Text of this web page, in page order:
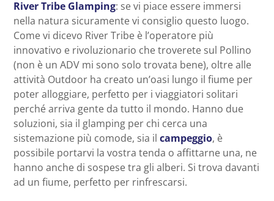
River Tribe Glamping: se vi piace essere immersi
nella natura sicuramente vi consiglio questo luogo.
Come vi dicevo River Tribe è l’operatore più
innovativo e rivoluzionario che troverete sul Pollino
(non è un ADV mi sono solo trovata bene), oltre alle
attività Outdoor ha creato un’oasi lungo il fiume per
poter alloggiare, perfetto per i viaggiatori solitari
perché arriva gente da tutto il mondo. Hanno due
soluzioni, sia il glamping per chi cerca una
sistemazione più comode, sia il campeggio, è
possibile portarvi la vostra tenda o affittarne una, ne
hanno anche di sospese tra gli alberi. Si trova davanti
ad un fiume, perfetto per rinfrescarsi.